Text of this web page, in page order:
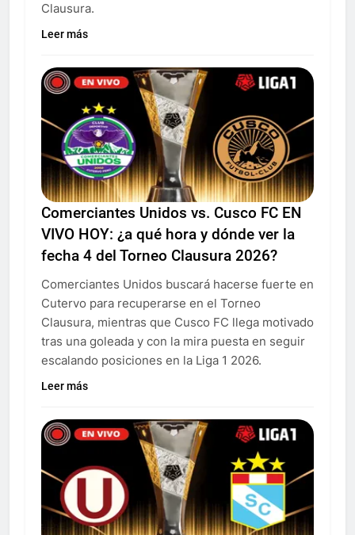
Clausura.
Leer más
Comerciantes Unidos vs. Cusco FC EN
VIVO HOY: ¿a qué hora y dónde ver la
fecha 4 del Torneo Clausura 2026?
Comerciantes Unidos buscará hacerse fuerte en
Cutervo para recuperarse en el Torneo
Clausura, mientras que Cusco FC llega motivado
tras una goleada y con la mira puesta en seguir
escalando posiciones en la Liga 1 2026.
Leer más